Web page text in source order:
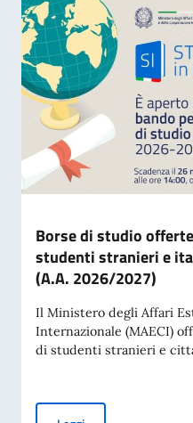
Borse di studio
studenti stranieri e
(A.A. 2026/2027)
Il Ministero degli Affari
Internazionale (MAECI)
di studenti stranieri e